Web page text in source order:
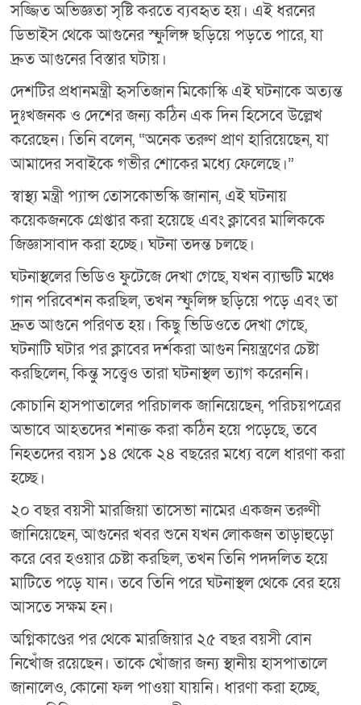
সজ্জিত অভিজ্ঞতা সৃষ্টি করতে ব্যবহৃত হয়। এই ধরনের
ডিভাইস থেকে আগুনের স্ফুলিঙ্গ ছড়িয়ে পড়তে পারে, যা
দ্রুত আগুনের বিস্তার ঘটায়।
দেশটির প্রধানমন্ত্রী হৃসতিজান মিকোস্কি এই ঘটনাকে অত্যন্ত
দুঃখজনক ও দেশের জন্য কঠিন এক দিন হিসেবে উল্লেখ
করেছেন। তিনি বলেন, “অনেক তরুণ প্রাণ হারিয়েছেন, যা
আমাদের সবাইকে গভীর শোকের মধ্যে ফেলেছে।”
স্বাস্থ্য মন্ত্রী প্যান্স তোসকোভস্কি জানান, এই ঘটনায়
কয়েকজনকে গ্রেপ্তার করা হয়েছে এবং ক্লাবের মালিককে
জিজ্ঞাসাবাদ করা হচ্ছে। ঘটনা তদন্ত চলছে।
ঘটনাস্থলের ভিডিও ফুটেজে দেখা গেছে, যখন ব্যান্ডটি মঞ্চে
গান পরিবেশন করছিল, তখন স্ফুলিঙ্গ ছড়িয়ে পড়ে এবং তা
দ্রুত আগুনে পরিণত হয়। কিছু ভিডিওতে দেখা গেছে,
ঘটনাটি ঘটার পর ক্লাবের দর্শকরা আগুন নিয়ন্ত্রণের চেষ্টা
করছিলেন, কিন্তু সত্ত্বেও তারা ঘটনাস্থল ত্যাগ করেননি।
কোচানি হাসপাতালের পরিচালক জানিয়েছেন, পরিচয়পত্রের
অভাবে আহতদের শনাক্ত করা কঠিন হয়ে পড়েছে, তবে
নিহতদের বয়স ১৪ থেকে ২৪ বছরের মধ্যে বলে ধারণা করা
হচ্ছে।
২০ বছর বয়সী মারজিয়া তাসেভা নামের একজন তরুণী
জানিয়েছেন, আগুনের খবর শুনে যখন লোকজন তাড়াহুড়ো
করে বের হওয়ার চেষ্টা করছিল, তখন তিনি পদদলিত হয়ে
মাটিতে পড়ে যান। তবে তিনি পরে ঘটনাস্থল থেকে বের হয়ে
আসতে সক্ষম হন।
অগ্নিকাণ্ডের পর থেকে মারজিয়ার ২৫ বছর বয়সী বোন
নিখোঁজ রয়েছেন। তাকে খোঁজার জন্য স্থানীয় হাসপাতালে
জানালেও, কোনো ফল পাওয়া যায়নি। ধারণা করা হচ্ছে,